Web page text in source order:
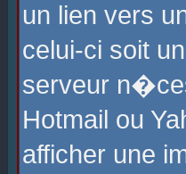
un lien vers
celui-ci soit
serveur
Hotmail ou
afficher une